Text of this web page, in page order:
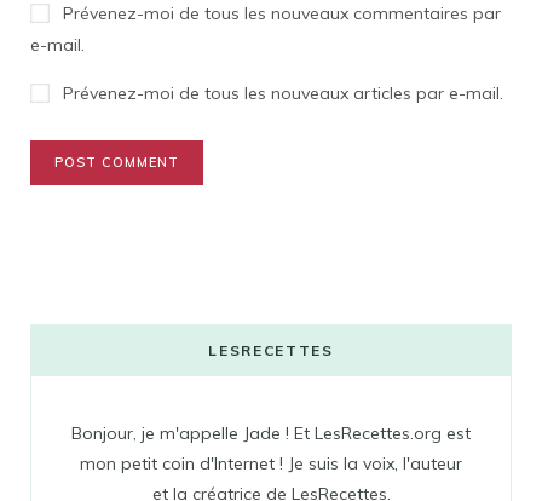
Prévenez-moi de tous les nouveaux commentaires par
e-mail.
Prévenez-moi de tous les nouveaux articles par e-mail.
LESRECETTES
Bonjour, je m'appelle Jade ! Et LesRecettes.org est
mon petit coin d'Internet ! Je suis la voix, l'auteur
et la créatrice de LesRecettes.